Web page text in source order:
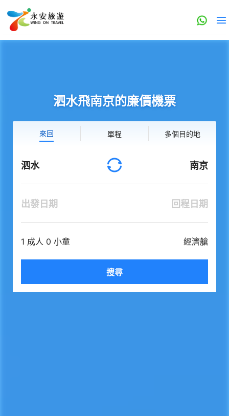
泗水飛南京的廉價機票
來回 單程 多個目的地
泗水 南京
出發日期 回程日期
1 成人 0 小童 經濟艙
搜尋